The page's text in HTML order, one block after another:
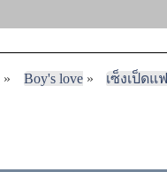
» Boy's love» เซ็งเป็ด